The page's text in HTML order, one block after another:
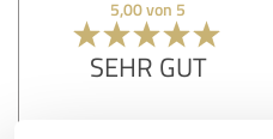
5,00 von 5
SEHR GUT